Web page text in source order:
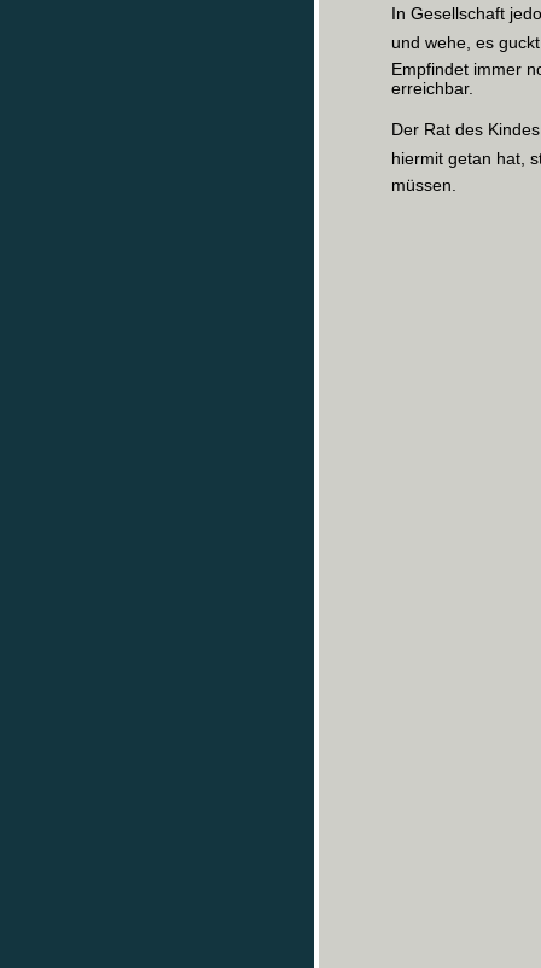
In Gesellschaft
und wehe, es
Empfindet immer
erreichbar.
Der Rat des
hiermit getan hat,
müssen.